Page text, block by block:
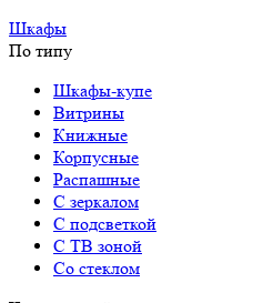
Шкафы
По типу
Шкафы-купе
Витрины
Книжные
Корпусные
Распашные
С зеркалом
С подсветкой
С ТВ зоной
Со стеклом